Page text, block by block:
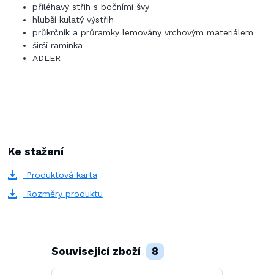
přiléhavý střih s bočními švy
hlubší kulatý výstřih
průkrčník a průramky lemovány vrchovým materiálem
širší ramínka
ADLER
Ke stažení
Produktová karta
Rozměry produktu
Související zboží 8